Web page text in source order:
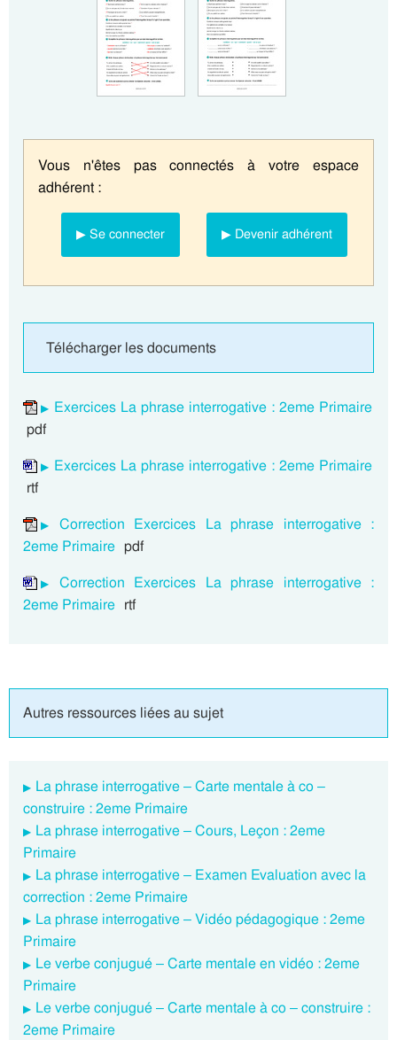
Vous n'êtes pas connectés à votre espace
adhérent :
▶ Se connecter ▶ Devenir adhérent
Télécharger les documents
Exercices La phrase interrogative : 2eme Primaire
pdf
Exercices La phrase interrogative : 2eme Primaire
rtf
Correction Exercices La phrase interrogative :
2eme Primaire pdf
Correction Exercices La phrase interrogative :
2eme Primaire rtf
Autres ressources liées au sujet
La phrase interrogative – Carte mentale à co –
construire : 2eme Primaire
La phrase interrogative – Cours, Leçon : 2eme
Primaire
La phrase interrogative – Examen Evaluation avec la
correction : 2eme Primaire
La phrase interrogative – Vidéo pédagogique : 2eme
Primaire
Le verbe conjugué – Carte mentale en vidéo : 2eme
Primaire
Le verbe conjugué – Carte mentale à co – construire :
2eme Primaire